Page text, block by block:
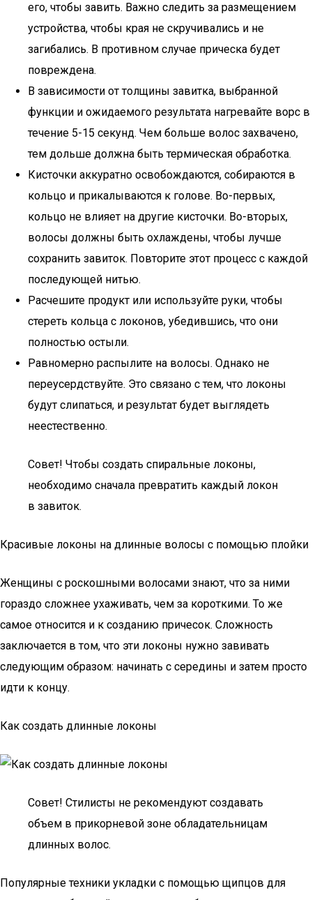
его, чтобы завить. Важно следить за размещением
устройства, чтобы края не скручивались и не
загибались. В противном случае прическа будет
повреждена.
В зависимости от толщины завитка, выбранной
функции и ожидаемого результата нагревайте ворс в
течение 5-15 секунд. Чем больше волос захвачено,
тем дольше должна быть термическая обработка.
Кисточки аккуратно освобождаются, собираются в
кольцо и прикалываются к голове. Во-первых,
кольцо не влияет на другие кисточки. Во-вторых,
волосы должны быть охлаждены, чтобы лучше
сохранить завиток. Повторите этот процесс с каждой
последующей нитью.
Расчешите продукт или используйте руки, чтобы
стереть кольца с локонов, убедившись, что они
полностью остыли.
Равномерно распылите на волосы. Однако не
переусердствуйте. Это связано с тем, что локоны
будут слипаться, и результат будет выглядеть
неестественно.
Совет! Чтобы создать спиральные локоны,
необходимо сначала превратить каждый локон
в завиток.
Красивые локоны на длинные волосы с помощью плойки
Женщины с роскошными волосами знают, что за ними
гораздо сложнее ухаживать, чем за короткими. То же
самое относится и к созданию причесок. Сложность
заключается в том, что эти локоны нужно завивать
следующим образом: начинать с середины и затем просто
идти к концу.
Как создать длинные локоны
Совет! Стилисты не рекомендуют создавать
объем в прикорневой зоне обладательницам
длинных волос.
Популярные техники укладки с помощью щипцов для